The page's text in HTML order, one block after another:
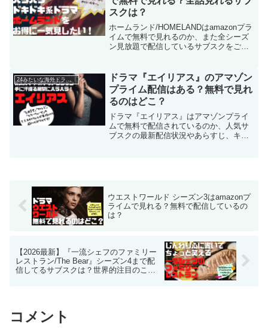
ル』の現代版！
スクは？
ホームランド/HOMELANDはamazonプラ
イムで無料で見れるのか、また全シーズ
ン見放題で配信しているサブスクをご紹
ラマを見たいなら必見です！
ドラマ『エイリアス』のアマゾン
プライム配信はある？無料で見れ
るのはどこ？
ドラマ『エイリアス』はアマゾンプライ
ムで無料で配信されているのか、人気サ
ブスクの最新配信状況やあらすじ、キャ
ウエストワールド シーズン3はamazonプ
ライムで見れる？無料で配信しているの
は？
【2026最新】『一流シェフのファミリー
レストラン/The Bear』シーズン4まで配
信してるサブスクは？世界的注目のこの
コメント